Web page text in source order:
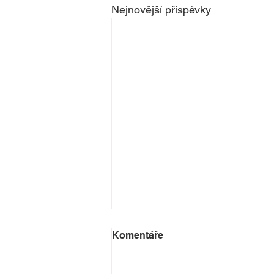
Nejnovější příspěvky
Komentáře